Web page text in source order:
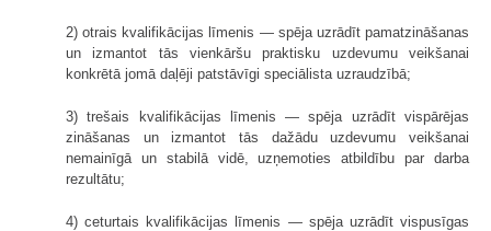
2) otrais kvalifikācijas līmenis — spēja uzrādīt pamatzināšanas
un izmantot tās vienkāršu praktisku uzdevumu veikšanai
konkrētā jomā daļēji patstāvīgi speciālista uzraudzībā;
3) trešais kvalifikācijas līmenis — spēja uzrādīt vispārējas
zināšanas un izmantot tās dažādu uzdevumu veikšanai
nemainīgā un stabilā vidē, uzņemoties atbildību par darba
rezultātu;
4) ceturtais kvalifikācijas līmenis — spēja uzrādīt vispusīgas